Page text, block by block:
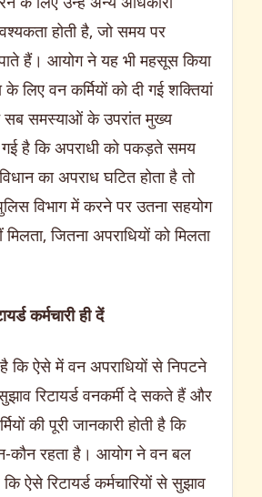
होती है, जो समय पर
हैं। आयोग ने यह भी महसूस किया
के लिए वन कर्मियों को दी गई शक्तियां
सब समस्याओं के उपरांत मुख्य
है कि अपराधी को पकड़ते समय
का अपराध घटित होता है तो
विभाग में करने पर उतना सहयोग
मिलता, जितना अपराधियों को मिलता
कर्मचारी ही दें
कि ऐसे में वन अपराधियों से निपटने
रिटायर्ड वनकर्मी दे सकते हैं और
की पूरी जानकारी होती है कि
कौन रहता है। आयोग ने वन बल
ऐसे रिटायर्ड कर्मचारियों से सुझाव